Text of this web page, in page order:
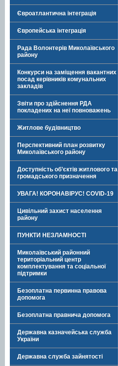
Євроатлантична інтеграція
Європейська інтеграція
Рада Волонтерів Миколаївського
району
Конкурси на заміщення вакантних
посад керівників комунальних
закладів
Звіти про здійснення РДА
покладених на неї повноважень
Житлове будівництво
Перспективний план розвитку
Миколаївського району
Доступність об’єктів житлового та
громадського призначення
УВАГА! КОРОНАВІРУС! COVID-19
Цивільний захист населення
району
ПУНКТИ НЕЗЛАМНОСТІ
Миколаївський районний
територіальний центр
комплектування та соціальної
підтримки
Безоплатна первинна правова
допомога
Безоплатна правнича допомога
Державна казначейська служба
України
Державна служба зайнятості